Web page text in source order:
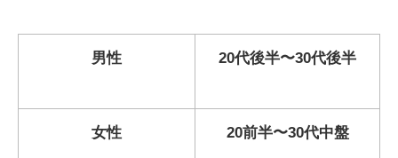
男性 20代後半〜30代後半
女性 20前半〜30代中盤